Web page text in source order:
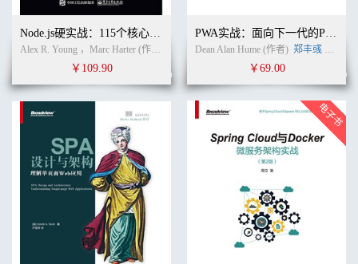
Node.js硬实战：115个核心技巧
Alex R. Young ，Marc Harter (作者) 李旭翔 (译者)
￥109.90
PWA实战：面向下一代的Progressive Web APP
Dean Alan Hume (作者) 郑丰彧 (译者)
￥69.00